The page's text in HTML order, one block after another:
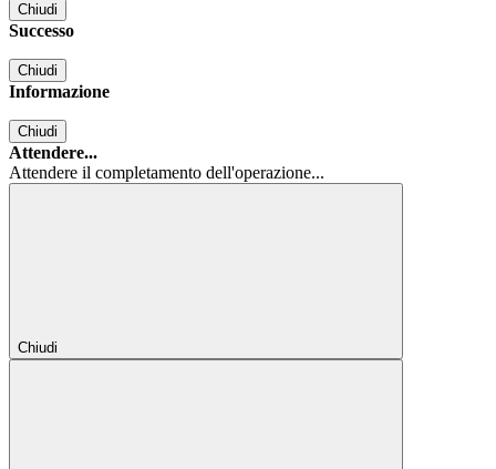
Chiudi
Successo
Chiudi
Informazione
Chiudi
Attendere...
Attendere il completamento dell'operazione...
Chiudi